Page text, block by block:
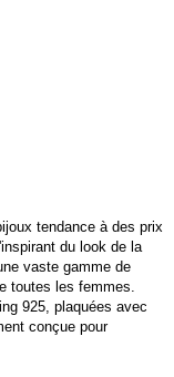
tendance à des prix
du look de la
vaste gamme de
toutes les femmes.
925, plaquées avec
conçue pour